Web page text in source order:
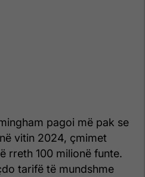
pagoi më pak se
vitin 2024, çmimet
rreth 100 milionë funte.
tarifë të mundshme